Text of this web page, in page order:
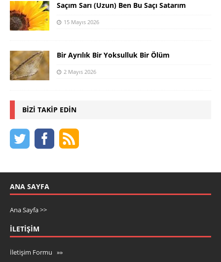
Saçım Sarı (Uzun) Ben Bu Saçı Satarım
15 Mayıs 2026
Bir Ayrılık Bir Yoksulluk Bir Ölüm
2 Mayıs 2026
BIZI TAKIP EDIN
ANA SAYFA
Ana Sayfa >>
İLETIŞIM
İletişim Formu »»